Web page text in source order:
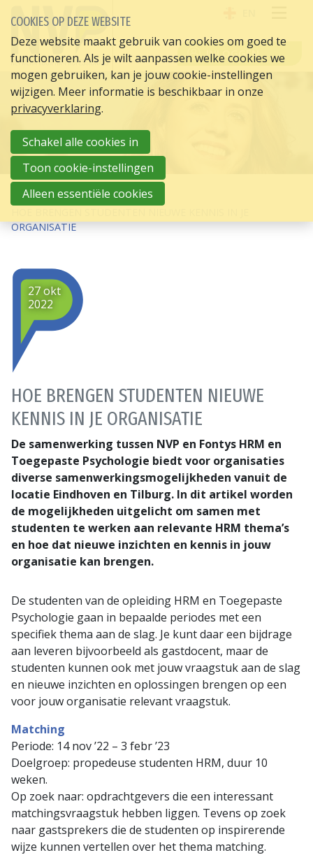
INLOGGEN
HOME
HR ACTUEEL
ORGANISATIE
HOE BRENGEN STUDENTEN NIEUWE
KENNIS IN JE ORGANISATIE
27 okt
2022
De samenwerking tussen NVP en Fontys HRM en
Toegepaste Psychologie biedt voor organisaties
diverse samenwerkingsmogelijkheden vanuit de
locatie Eindhoven en Tilburg. In dit artikel worden
de mogelijkheden uitgelicht om samen met
studenten te werken aan relevante HRM thema’s
en hoe dat nieuwe inzichten en kennis in jouw
organisatie kan brengen.
De studenten van de opleiding HRM en Toegepaste
Psychologie gaan in bepaalde periodes met een
specifiek thema aan de slag. Je kunt daar een bijdrage
aan leveren bijvoorbeeld als gastdocent, maar de
studenten kunnen ook met jouw vraagstuk aan de slag
en nieuwe inzichten en oplossingen brengen op een
voor jouw organisatie relevant vraagstuk.
Matching
Periode: 14 nov ’22 – 3 febr ’23
Doelgroep: propedeuse studenten HRM, duur 10
weken.
Op zoek naar: opdrachtgevers die een interessant
matchingsvraagstuk hebben liggen. Tevens op zoek
naar gastsprekers die de studenten op inspirerende
wijze kunnen vertellen over het thema matching.
COOKIES OP DEZE WEBSITE
Deze website maakt gebruik van cookies om goed te
functioneren. Als je wilt aanpassen welke cookies we
mogen gebruiken, kan je jouw cookie-instellingen
wijzigen. Meer informatie is beschikbaar in onze
privacyverklaring.
Schakel alle cookies in
Toon cookie-instellingen
Alleen essentiële cookies